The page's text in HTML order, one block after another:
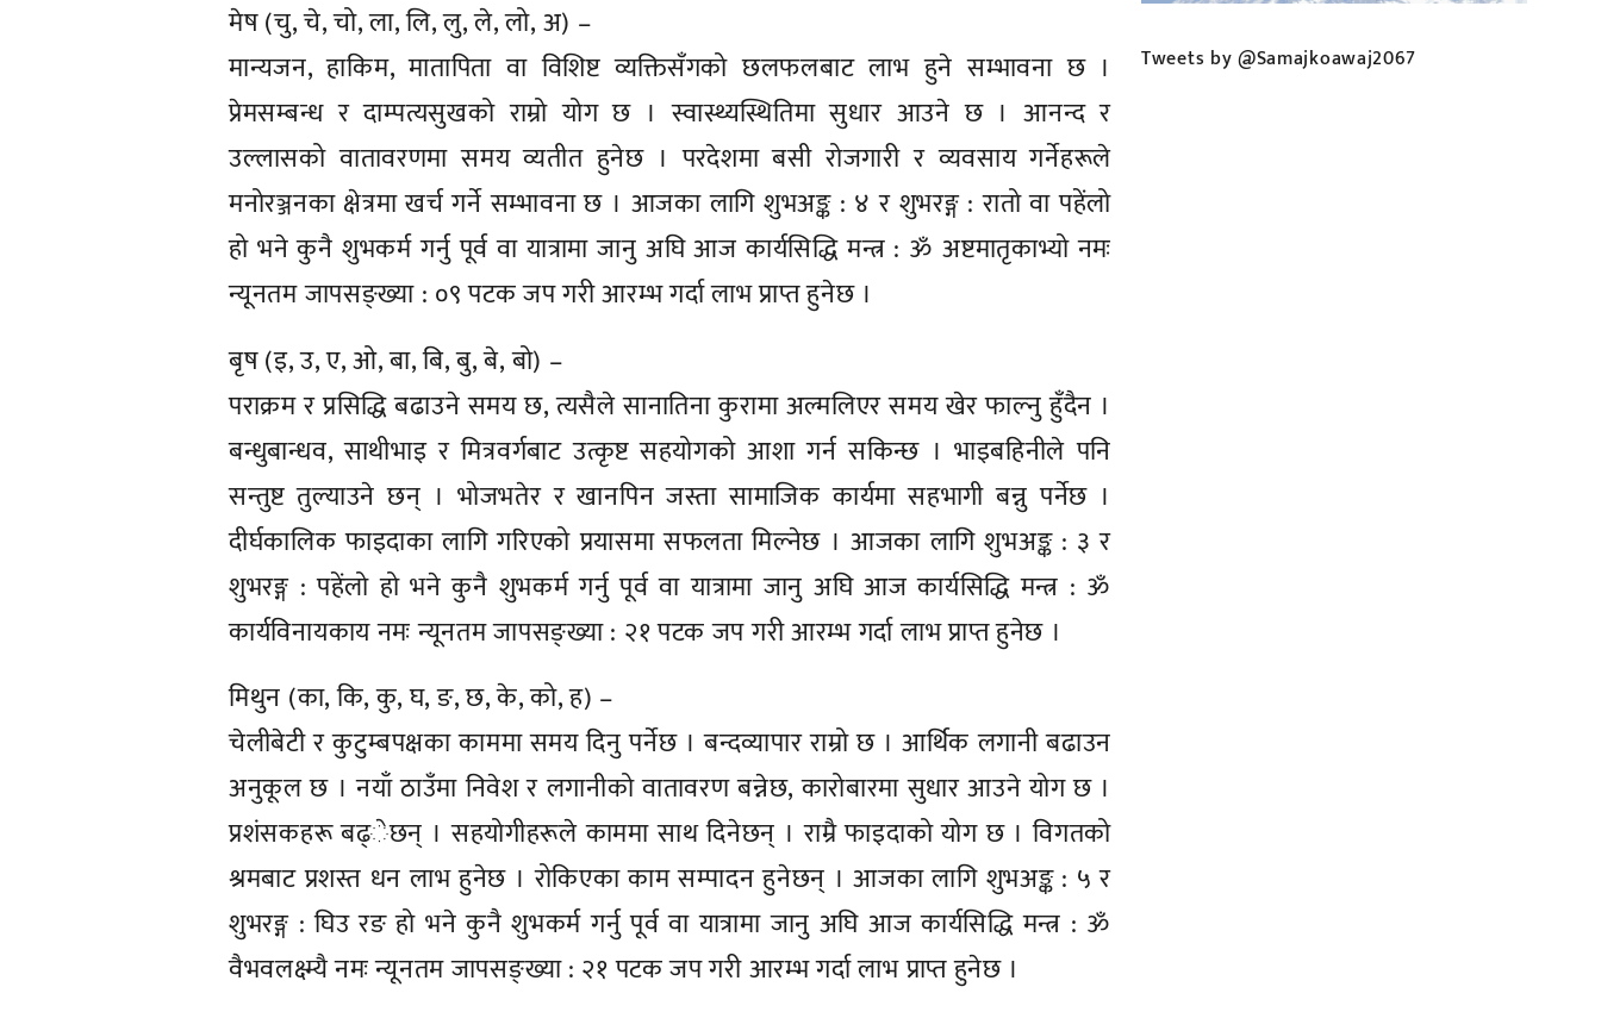
मेष (चु, चे, चो, ला, लि, लु, ले, लो, अ) –
मान्यजन, हाकिम, मातापिता वा विशिष्ट व्यक्तिसँगको छलफलबाट लाभ हुने सम्भावना छ ।
प्रेमसम्बन्ध र दाम्पत्यसुखको राम्रो योग छ । स्वास्थ्यस्थितिमा सुधार आउने छ । आनन्द र
उल्लासको वातावरणमा समय व्यतीत हुनेछ । परदेशमा बसी रोजगारी र व्यवसाय गर्नेहरूले
मनोरञ्जनका क्षेत्रमा खर्च गर्ने सम्भावना छ । आजका लागि शुभअङ्क : ४ र शुभरङ्ग : रातो वा पहेंलो
हो भने कुनै शुभकर्म गर्नु पूर्व वा यात्रामा जानु अघि आज कार्यसिद्धि मन्त्र : ॐ अष्टमातृकाभ्यो नमः
न्यूनतम जापसङ्ख्या : ०९ पटक जप गरी आरम्भ गर्दा लाभ प्राप्त हुनेछ ।
बृष (इ, उ, ए, ओ, बा, बि, बु, बे, बो) –
पराक्रम र प्रसिद्धि बढाउने समय छ, त्यसैले सानातिना कुरामा अल्मलिएर समय खेर फाल्नु हुँदैन ।
बन्धुबान्धव, साथीभाइ र मित्रवर्गबाट उत्कृष्ट सहयोगको आशा गर्न सकिन्छ । भाइबहिनीले पनि
सन्तुष्ट तुल्याउने छन् । भोजभतेर र खानपिन जस्ता सामाजिक कार्यमा सहभागी बन्नु पर्नेछ ।
दीर्घकालिक फाइदाका लागि गरिएको प्रयासमा सफलता मिल्नेछ । आजका लागि शुभअङ्क : ३ र
शुभरङ्ग : पहेंलो हो भने कुनै शुभकर्म गर्नु पूर्व वा यात्रामा जानु अघि आज कार्यसिद्धि मन्त्र : ॐ
कार्यविनायकाय नमः न्यूनतम जापसङ्ख्या : २१ पटक जप गरी आरम्भ गर्दा लाभ प्राप्त हुनेछ ।
मिथुन (का, कि, कु, घ, ङ, छ, के, को, ह) –
चेलीबेटी र कुटुम्बपक्षका काममा समय दिनु पर्नेछ । बन्दव्यापार राम्रो छ । आर्थिक लगानी बढाउन
अनुकूल छ । नयाँ ठाउँमा निवेश र लगानीको वातावरण बन्नेछ, कारोबारमा सुधार आउने योग छ ।
प्रशंसकहरू बढ्ेछन् । सहयोगीहरूले काममा साथ दिनेछन् । राम्रै फाइदाको योग छ । विगतको
श्रमबाट प्रशस्त धन लाभ हुनेछ । रोकिएका काम सम्पादन हुनेछन् । आजका लागि शुभअङ्क : ५ र
शुभरङ्ग : घिउ रङ हो भने कुनै शुभकर्म गर्नु पूर्व वा यात्रामा जानु अघि आज कार्यसिद्धि मन्त्र : ॐ
वैभवलक्ष्म्यै नमः न्यूनतम जापसङ्ख्या : २१ पटक जप गरी आरम्भ गर्दा लाभ प्राप्त हुनेछ ।
Tweets by @Samajkoawaj2067